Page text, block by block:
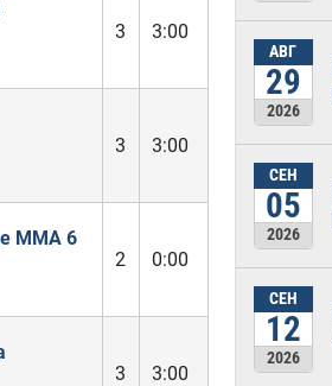
3
3:00
3
3:00
MMA 6
2
0:00
3
3:00
АВГ
29
2026
СЕН
05
2026
СЕН
12
2026